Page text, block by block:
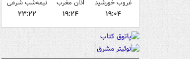
غروب خورشید
۱۹:۰۴
اذان مغرب
۱۹:۲۴
نیمه‌شب شرعی
۲۳:۲۲